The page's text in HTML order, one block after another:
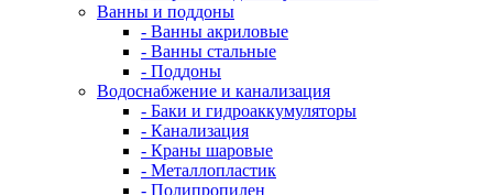
Ванны и поддоны
- Ванны акриловые
- Ванны стальные
- Поддоны
Водоснабжение и канализация
- Баки и гидроаккумуляторы
- Канализация
- Краны шаровые
- Металлопластик
- Полипропилен